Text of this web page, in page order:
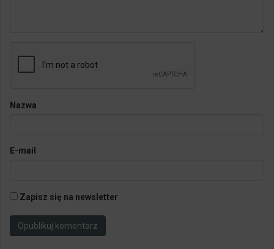
Nazwa
E-mail
Zapisz się na newsletter